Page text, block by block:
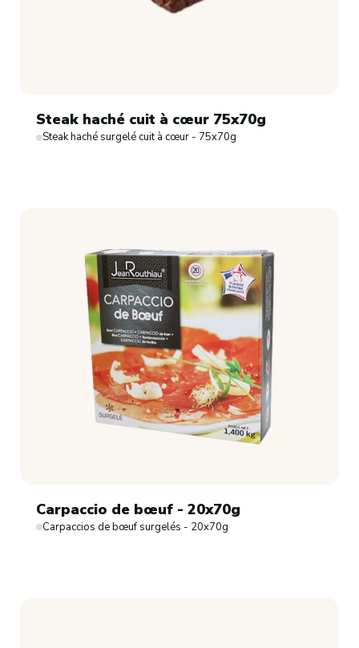
Steak haché cuit à cœur 75x70g
Steak haché surgelé cuit à cœur - 75x70g
Carpaccio de bœuf - 20x70g
Carpaccios de bœuf surgelés - 20x70g